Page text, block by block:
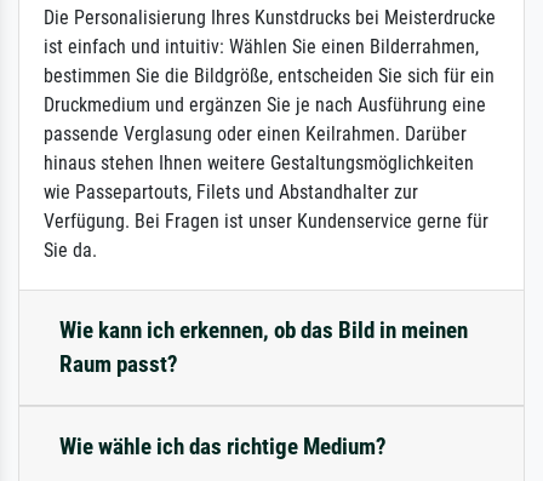
Die Personalisierung Ihres Kunstdrucks bei Meisterdrucke
ist einfach und intuitiv: Wählen Sie einen Bilderrahmen,
bestimmen Sie die Bildgröße, entscheiden Sie sich für ein
Druckmedium und ergänzen Sie je nach Ausführung eine
passende Verglasung oder einen Keilrahmen. Darüber
hinaus stehen Ihnen weitere Gestaltungsmöglichkeiten
wie Passepartouts, Filets und Abstandhalter zur
Verfügung. Bei Fragen ist unser Kundenservice gerne für
Sie da.
Wie kann ich erkennen, ob das Bild in meinen
Raum passt?
Wie wähle ich das richtige Medium?